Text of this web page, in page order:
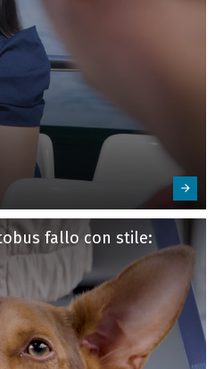
fallo con stile: